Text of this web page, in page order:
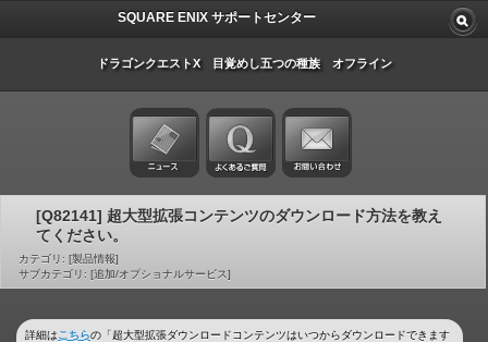
SQUARE ENIX サポートセンター
ドラゴンクエストX 目覚めし五つの種族 オフライン
[Q82141] 超大型拡張コンテンツのダウンロード方法を教え
てください。
カテゴリ: [製品情報]
サブカテゴリ: [追加/オプショナルサービス]
詳細はこちらの「超大型拡張ダウンロードコンテンツはいつからダウンロードできます